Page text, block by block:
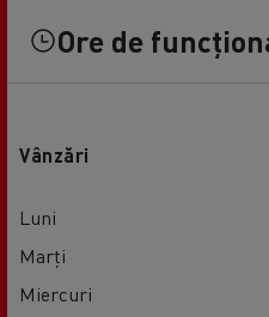
Ore de
Vânzări
Luni
Marți
Miercuri